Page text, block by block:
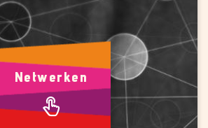
Netwerken
Netwerken
continuïteit en groei
tot een groot zakelijk netwerk met
een IT-community, een
organisaties, intermediairs en de